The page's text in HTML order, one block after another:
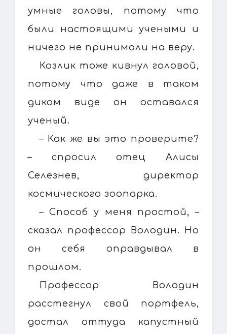
умные головы, потому что
были настоящими учеными и
ничего не принимали на веру.
Козлик тоже кивнул головой,
потому что даже в таком
диком виде он оставался
ученый.
– Как же вы это проверите?
– спросил отец Алисы
Селезнев, директор
космического зоопарка.
– Способ у меня простой, –
сказал профессор Володин. Но
он себя оправдывал в
прошлом.
Профессор Володин
расстегнул свой портфель,
достал оттуда капустный